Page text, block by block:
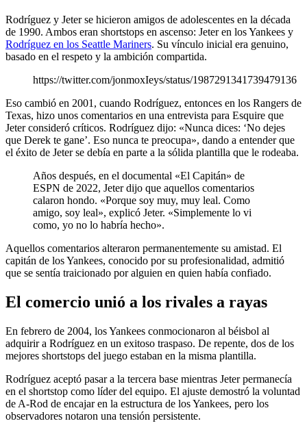
Rodríguez y Jeter se hicieron amigos de adolescentes en la década
de 1990. Ambos eran shortstops en ascenso: Jeter en los Yankees y
Rodríguez en los Seattle Mariners. Su vínculo inicial era genuino,
basado en el respeto y la ambición compartida.
https://twitter.com/jonmoxIeys/status/1987291341739479136
Eso cambió en 2001, cuando Rodríguez, entonces en los Rangers de
Texas, hizo unos comentarios en una entrevista para Esquire que
Jeter consideró críticos. Rodríguez dijo: «Nunca dices: ‘No dejes
que Derek te gane’. Eso nunca te preocupa», dando a entender que
el éxito de Jeter se debía en parte a la sólida plantilla que le rodeaba.
Años después, en el documental «El Capitán» de
ESPN de 2022, Jeter dijo que aquellos comentarios
calaron hondo. «Porque soy muy, muy leal. Como
amigo, soy leal», explicó Jeter. «Simplemente lo vi
como, yo no lo habría hecho».
Aquellos comentarios alteraron permanentemente su amistad. El
capitán de los Yankees, conocido por su profesionalidad, admitió
que se sentía traicionado por alguien en quien había confiado.
El comercio unió a los rivales a rayas
En febrero de 2004, los Yankees conmocionaron al béisbol al
adquirir a Rodríguez en un exitoso traspaso. De repente, dos de los
mejores shortstops del juego estaban en la misma plantilla.
Rodríguez aceptó pasar a la tercera base mientras Jeter permanecía
en el shortstop como líder del equipo. El ajuste demostró la voluntad
de A-Rod de encajar en la estructura de los Yankees, pero los
observadores notaron una tensión persistente.